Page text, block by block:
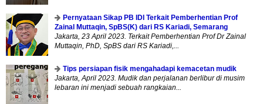
Pernyataan Sikap PB IDI Terkait Pemberhentian Prof
Zainal Muttaqin, SpBS(K) dari RS Kariadi, Semarang
Jakarta, 23 April 2023. Terkait Pemberhentian Prof Dr Zainal
Muttaqin, PhD, SpBS dari RS Kariadi,...
Tips persiapan fisik mengahadapi kemacetan mudik
Jakarta, April 2023. Mudik dan perjalanan berlibur di musim
lebaran ini menjadi sebuah rangkaian...